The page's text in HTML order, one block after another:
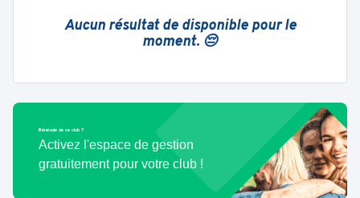
Aucun résultat de disponible pour le
moment. 😔
Bénévole de ce club ?
Activez l'espace de gestion
gratuitement pour votre club !